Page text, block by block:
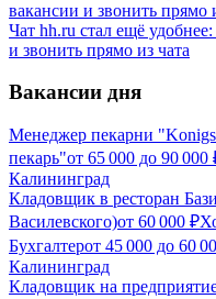
Чат hh.ru стал ещё
и звонить прямо из чата
Вакансии дня
Менеджер пекарни
пекарь"от 65 000 до 90 000
Калининград
Кладовщик в ресторан
Василевского)от 60 000 ₽
Бухгалтерот 45 000 до 60
Калининград
Кладовщик на